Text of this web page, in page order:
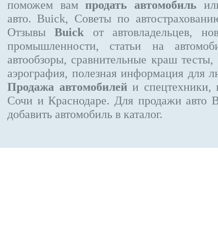
поможем вампродать автомобиль
авто. Buick, Советы по
ОтзывыBuick от автовладельцев,
промышленности, статьи на
автообзоры, сравнительные краш
аэрография, полезная информация для
Продажа автомобилей и спецтехники,
Сочи и Краснодаре. Для продажи авто
добавить автомобиль в каталог.